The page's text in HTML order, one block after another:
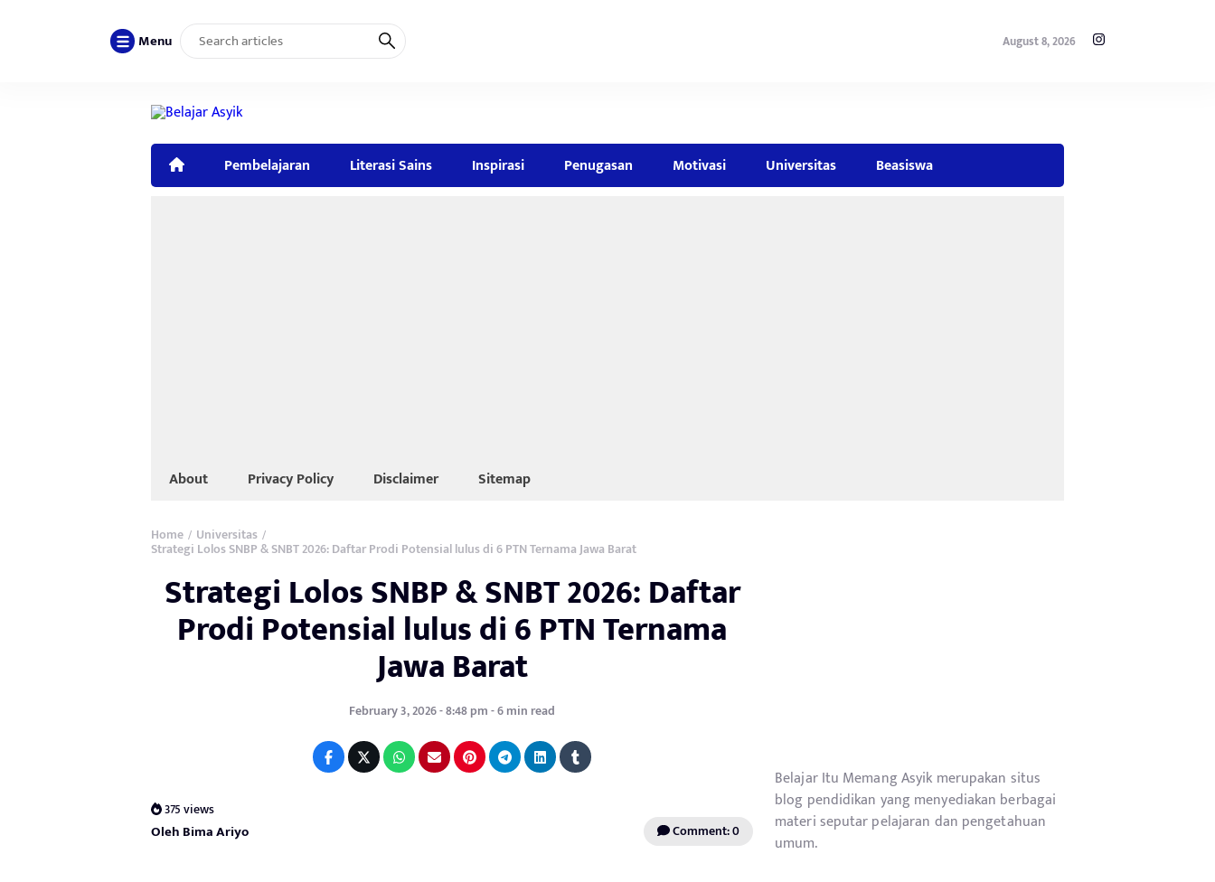
Menu August 8, 2026
Pembelajaran Literasi Sains Inspirasi Penugasan Motivasi Universitas Beasiswa
About Privacy Policy Disclaimer Sitemap
Home / Universitas /
Strategi Lolos SNBP & SNBT 2026: Daftar Prodi Potensial lulus di 6 PTN Ternama Jawa Barat
Strategi Lolos SNBP & SNBT 2026: Daftar
Prodi Potensial lulus di 6 PTN Ternama
Jawa Barat
February 3, 2026 - 8:48 pm - 6 min read
375 views
Oleh Bima Ariyo Comment: 0
Belajar Itu Memang Asyik merupakan situs
blog pendidikan yang menyediakan berbagai
materi seputar pelajaran dan pengetahuan
umum.